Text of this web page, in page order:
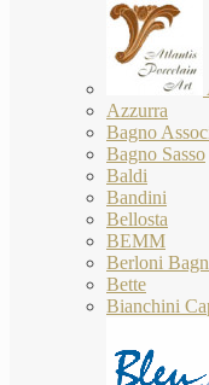
Azzurra
Bagno
Bagno Sasso
Baldi
Bandini
Bellosta
BEMM
Berloni
Bette
Bianchini